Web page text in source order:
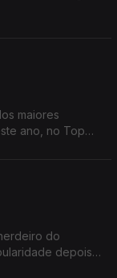
maiores
ano, no Top
do
depois